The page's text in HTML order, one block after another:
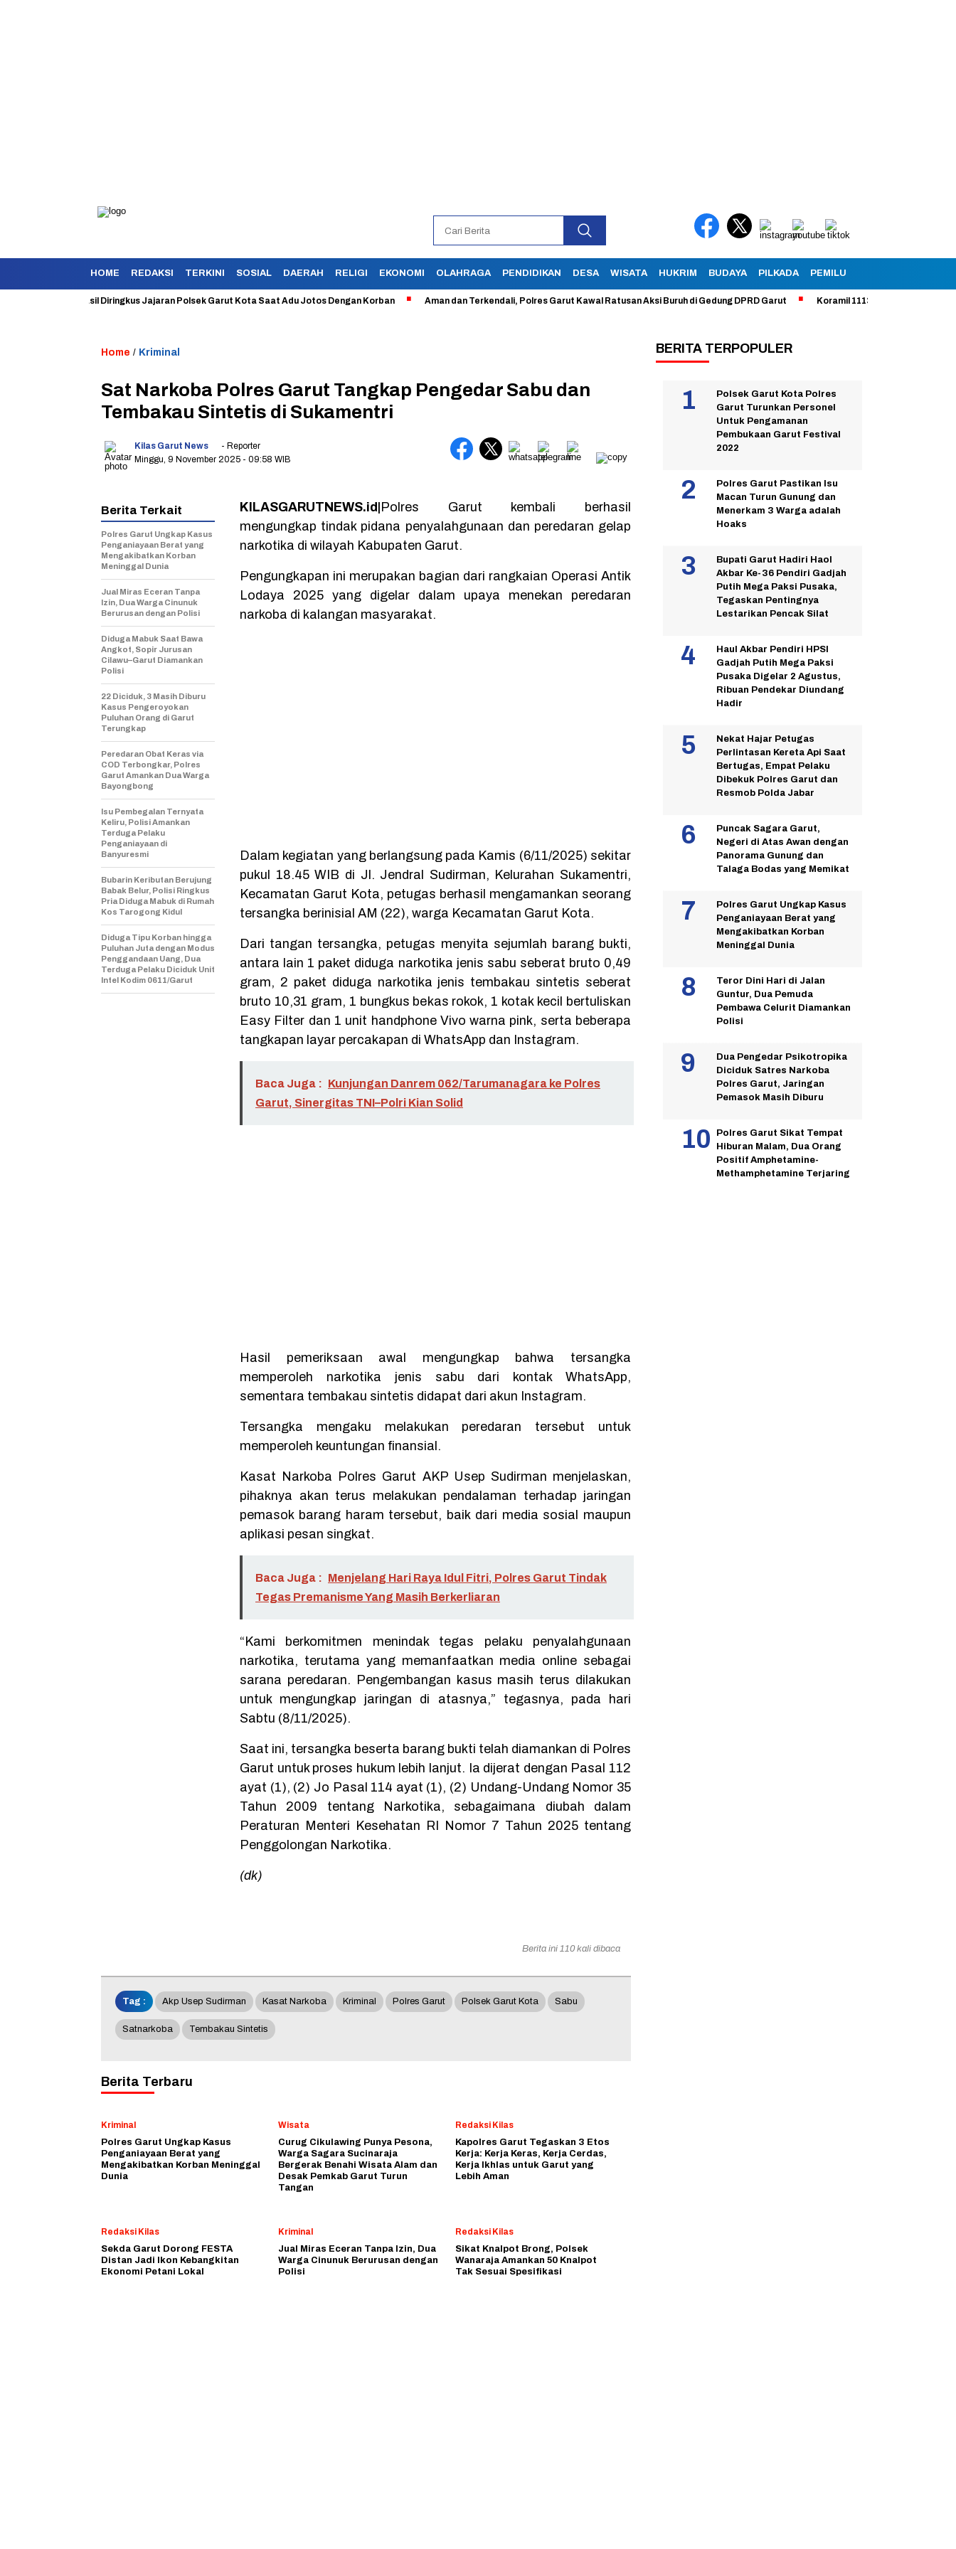
HOME REDAKSI TERKINI SOSIAL DAERAH RELIGI EKONOMI OLAHRAGA PENDIDIKAN DESA WISATA HUKRIM BUDAYA PILKADA PEMILU
Berhasil Diringkus Jajaran Polsek Garut Kota Saat Adu Jotos Dengan Korban Aman dan Terkendali, Polres Garut Kawal Ratusan Aksi Buruh di Gedung DPRD Garut Koramil 1113 /Bayongbong Uji Coba
Home / Kriminal
Sat Narkoba Polres Garut Tangkap Pengedar Sabu dan
Tembakau Sintetis di Sukamentri
Kilas Garut News
- Reporter
Minggu, 9 November 2025 - 09:58 WIB
KILASGARUTNEWS.id| Polres Garut kembali berhasil
mengungkap tindak pidana penyalahgunaan dan peredaran gelap
narkotika di wilayah Kabupaten Garut.
Pengungkapan ini merupakan bagian dari rangkaian Operasi Antik
Lodaya 2025 yang digelar dalam upaya menekan peredaran
narkoba di kalangan masyarakat.
Dalam kegiatan yang berlangsung pada Kamis (6/11/2025) sekitar
pukul 18.45 WIB di Jl. Jendral Sudirman, Kelurahan Sukamentri,
Kecamatan Garut Kota, petugas berhasil mengamankan seorang
tersangka berinisial AM (22), warga Kecamatan Garut Kota.
Dari tangan tersangka, petugas menyita sejumlah barang bukti,
antara lain 1 paket diduga narkotika jenis sabu seberat bruto 0,49
gram, 2 paket diduga narkotika jenis tembakau sintetis seberat
bruto 10,31 gram, 1 bungkus bekas rokok, 1 kotak kecil bertuliskan
Easy Filter dan 1 unit handphone Vivo warna pink, serta beberapa
tangkapan layar percakapan di WhatsApp dan Instagram.
Baca Juga : Kunjungan Danrem 062/Tarumanagara ke Polres
Garut, Sinergitas TNI–Polri Kian Solid
Hasil pemeriksaan awal mengungkap bahwa tersangka
memperoleh narkotika jenis sabu dari kontak WhatsApp,
sementara tembakau sintetis didapat dari akun Instagram.
Tersangka mengaku melakukan peredaran tersebut untuk
memperoleh keuntungan finansial.
Kasat Narkoba Polres Garut AKP Usep Sudirman menjelaskan,
pihaknya akan terus melakukan pendalaman terhadap jaringan
pemasok barang haram tersebut, baik dari media sosial maupun
aplikasi pesan singkat.
Baca Juga : Menjelang Hari Raya Idul Fitri, Polres Garut Tindak
Tegas Premanisme Yang Masih Berkerliaran
“Kami berkomitmen menindak tegas pelaku penyalahgunaan
narkotika, terutama yang memanfaatkan media online sebagai
sarana peredaran. Pengembangan kasus masih terus dilakukan
untuk mengungkap jaringan di atasnya,” tegasnya, pada hari
Sabtu (8/11/2025).
Saat ini, tersangka beserta barang bukti telah diamankan di Polres
Garut untuk proses hukum lebih lanjut. Ia dijerat dengan Pasal 112
ayat (1), (2) Jo Pasal 114 ayat (1), (2) Undang-Undang Nomor 35
Tahun 2009 tentang Narkotika, sebagaimana diubah dalam
Peraturan Menteri Kesehatan RI Nomor 7 Tahun 2025 tentang
Penggolongan Narkotika.
(dk)
Berita Terkait
Polres Garut Ungkap Kasus
Penganiayaan Berat yang
Mengakibatkan Korban
Meninggal Dunia
Jual Miras Eceran Tanpa
Izin, Dua Warga Cinunuk
Berurusan dengan Polisi
Diduga Mabuk Saat Bawa
Angkot, Sopir Jurusan
Cilawu–Garut Diamankan
Polisi
22 Diciduk, 3 Masih Diburu
Kasus Pengeroyokan
Puluhan Orang di Garut
Terungkap
Peredaran Obat Keras via
COD Terbongkar, Polres
Garut Amankan Dua Warga
Bayongbong
Isu Pembegalan Ternyata
Keliru, Polisi Amankan
Terduga Pelaku
Penganiayaan di
Banyuresmi
Bubarin Keributan Berujung
Babak Belur, Polisi Ringkus
Pria Diduga Mabuk di Rumah
Kos Tarogong Kidul
Diduga Tipu Korban hingga
Puluhan Juta dengan Modus
Penggandaan Uang, Dua
Terduga Pelaku Diciduk Unit
Intel Kodim 0611/Garut
Berita ini 110 kali dibaca
Tag : Akp Usep Sudirman Kasat Narkoba Kriminal Polres Garut Polsek Garut Kota Sabu
Satnarkoba Tembakau Sintetis
Berita Terbaru
Kriminal
Polres Garut Ungkap Kasus
Penganiayaan Berat yang
Mengakibatkan Korban Meninggal
Dunia
Wisata
Curug Cikulawing Punya Pesona,
Warga Sagara Sucinaraja
Bergerak Benahi Wisata Alam dan
Desak Pemkab Garut Turun
Tangan
Redaksi Kilas
Kapolres Garut Tegaskan 3 Etos
Kerja: Kerja Keras, Kerja Cerdas,
Kerja Ikhlas untuk Garut yang
Lebih Aman
Redaksi Kilas
Sekda Garut Dorong FESTA
Distan Jadi Ikon Kebangkitan
Ekonomi Petani Lokal
Kriminal
Jual Miras Eceran Tanpa Izin, Dua
Warga Cinunuk Berurusan dengan
Polisi
Redaksi Kilas
Sikat Knalpot Brong, Polsek
Wanaraja Amankan 50 Knalpot
Tak Sesuai Spesifikasi
BERITA TERPOPULER
Polsek Garut Kota Polres
Garut Turunkan Personel
Untuk Pengamanan
Pembukaan Garut Festival
2022
Polres Garut Pastikan Isu
Macan Turun Gunung dan
Menerkam 3 Warga adalah
Hoaks
Bupati Garut Hadiri Haol
Akbar Ke-36 Pendiri Gadjah
Putih Mega Paksi Pusaka,
Tegaskan Pentingnya
Lestarikan Pencak Silat
Haul Akbar Pendiri HPSI
Gadjah Putih Mega Paksi
Pusaka Digelar 2 Agustus,
Ribuan Pendekar Diundang
Hadir
Nekat Hajar Petugas
Perlintasan Kereta Api Saat
Bertugas, Empat Pelaku
Dibekuk Polres Garut dan
Resmob Polda Jabar
Puncak Sagara Garut,
Negeri di Atas Awan dengan
Panorama Gunung dan
Talaga Bodas yang Memikat
Polres Garut Ungkap Kasus
Penganiayaan Berat yang
Mengakibatkan Korban
Meninggal Dunia
Teror Dini Hari di Jalan
Guntur, Dua Pemuda
Pembawa Celurit Diamankan
Polisi
Dua Pengedar Psikotropika
Diciduk Satres Narkoba
Polres Garut, Jaringan
Pemasok Masih Diburu
Polres Garut Sikat Tempat
Hiburan Malam, Dua Orang
Positif Amphetamine-
Methamphetamine Terjaring